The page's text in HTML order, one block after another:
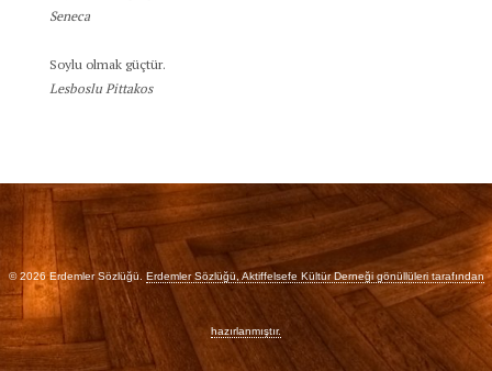
Seneca
Soylu olmak güçtür.
Lesboslu Pittakos
© 2026 Erdemler Sözlüğü. Erdemler Sözlüğü, Aktiffelsefe Kültür Derneği gönüllüleri tarafından
hazırlanmıştır.